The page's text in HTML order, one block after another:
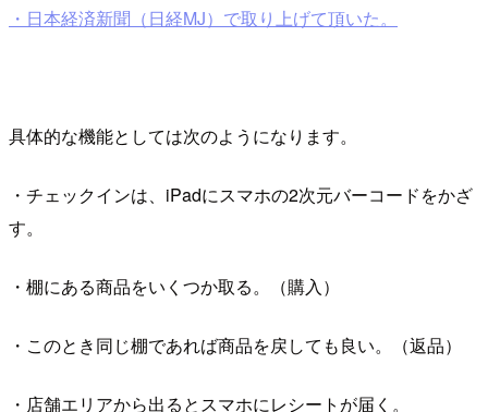
・日本経済新聞（日経MJ）で取り上げて頂いた。
具体的な機能としては次のようになります。
・チェックインは、iPadにスマホの2次元バーコードをかざ
す。
・棚にある商品をいくつか取る。（購入）
・このとき同じ棚であれば商品を戻しても良い。（返品）
・店舗エリアから出るとスマホにレシートが届く。